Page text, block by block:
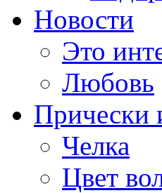
Новости
Это
Любовь
Прически
Челка
Цвет